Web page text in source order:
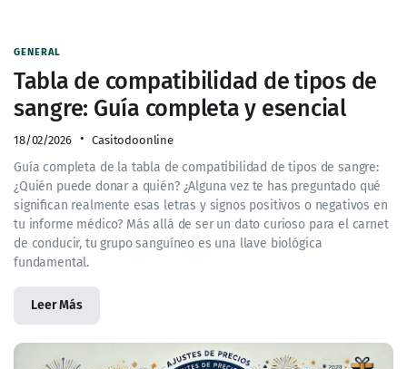
GENERAL
Tabla de compatibilidad de tipos de
sangre: Guía completa y esencial
18/02/2026 Casitodoonline
Guía completa de la tabla de compatibilidad de tipos de sangre:
¿Quién puede donar a quién? ¿Alguna vez te has preguntado qué
significan realmente esas letras y signos positivos o negativos en
tu informe médico? Más allá de ser un dato curioso para el carnet
de conducir, tu grupo sanguíneo es una llave biológica
fundamental.
Leer Más